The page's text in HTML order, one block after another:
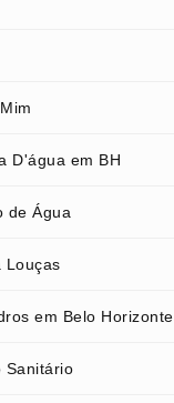
D'água em BH
de Água
Louças
em Belo Horizonte
Sanitário